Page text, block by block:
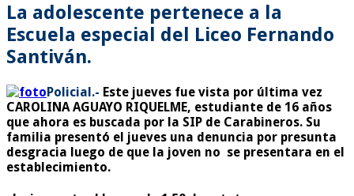
La adolescente pertenece a la
Escuela especial del Liceo Fernando
Santiván.
Policial.- Este jueves fue vista por última vez
CAROLINA AGUAYO RIQUELME, estudiante de 16 años
que ahora es buscada por la SIP de Carabineros. Su
familia presentó el jueves una denuncia por presunta
desgracia luego de que la joven no se presentara en el
establecimiento.